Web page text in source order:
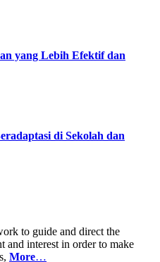
yang Lebih Efektif dan
di Sekolah dan
to guide and direct the
and interest in order to make
More…